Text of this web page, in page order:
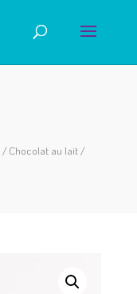
/ Chocolat au lait /